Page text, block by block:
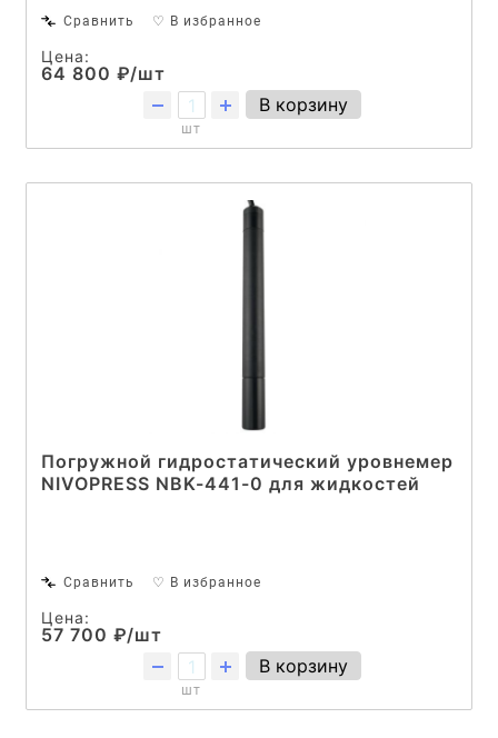
Сравнить ♡ В избранное
Цена:
64 800 ₽/шт
шт
В корзину
Погружной гидростатический уровнемер
NIVOPRESS NBK-441-0 для жидкостей
Сравнить ♡ В избранное
Цена:
57 700 ₽/шт
шт
В корзину